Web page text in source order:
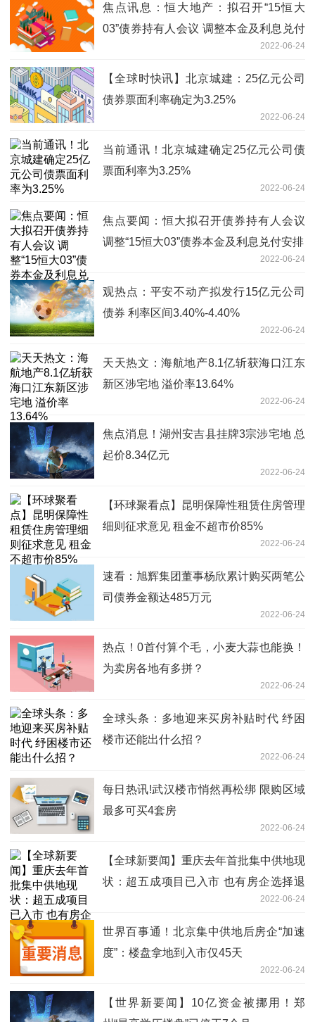
焦点讯息：恒大地产：拟召开“15恒大
03”债券持有人会议 调整本金及利息兑付
2022-06-24
【全球时快讯】北京城建：25亿元公司
债券票面利率确定为3.25%
2022-06-24
当前通讯！北京城建确定25亿元公司债
票面利率为3.25%
2022-06-24
焦点要闻：恒大拟召开债券持有人会议
调整“15恒大03”债券本金及利息兑付安排
2022-06-24
观热点：平安不动产拟发行15亿元公司
债券 利率区间3.40%-4.40%
2022-06-24
天天热文：海航地产8.1亿斩获海口江东
新区涉宅地 溢价率13.64%
2022-06-24
焦点消息！湖州安吉县挂牌3宗涉宅地 总
起价8.34亿元
2022-06-24
【环球聚看点】昆明保障性租赁住房管理
细则征求意见 租金不超市价85%
2022-06-24
速看：旭辉集团董事杨欣累计购买两笔公
司债券金额达485万元
2022-06-24
热点！0首付算个毛，小麦大蒜也能换！
为卖房各地有多拼？
2022-06-24
全球头条：多地迎来买房补贴时代 纾困
楼市还能出什么招？
2022-06-24
每日热讯!武汉楼市悄然再松绑 限购区域
最多可买4套房
2022-06-24
【全球新要闻】重庆去年首批集中供地现
状：超五成项目已入市 也有房企选择退
2022-06-24
世界百事通！北京集中供地后房企“加速
度”：楼盘拿地到入市仅45天
2022-06-24
【世界新要闻】10亿资金被挪用！郑